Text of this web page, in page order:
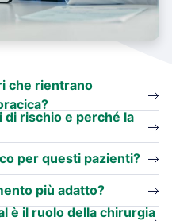
che rientrano
rischio e perché la
per questi pazienti?
più adatto?
è il ruolo della chirurgia